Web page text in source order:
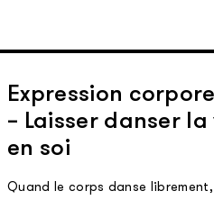
Expression
– Laisser danser la
en soi
Quand le corps danse librement,